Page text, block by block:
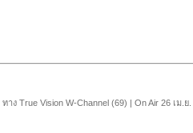
ทาง True Vision W-Channel (69) | On Air 26 เม.ย